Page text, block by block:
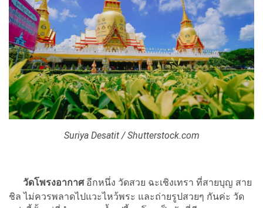
Suriya Desatit / Shutterstock.com
วัดโพรงอากาศอีกหนึ่ง วัดสวย ฉะเชิงเทรา ที่สายบุญ สาย
ชิล ไม่ควรพลาดไปแวะไหว้พระ และถ่ายรูปสวยๆ กันค่ะ วัด